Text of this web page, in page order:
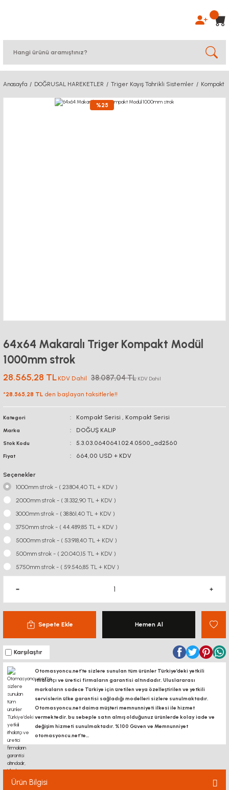
Anasayfa DOĞRUSAL HAREKETLER Triger Kayış Tahrikli Sistemler Kompakt
%25
64x64 Makaralı Triger Kompakt Modül
1000mm strok
28.565,28 TL KDV Dahil 38.087,04 TL KDV Dahil
*28.565,28 TL den başlayan taksitlerle!!
Kategori Kompakt Serisi , Kompakt Serisi
Marka DOĞUŞ KALIP
Stok Kodu 5.3.03.064064.1.02.4.0500_ad2560
Fiyat 664,00 USD + KDV
Seçenekler
1000mm strok - ( 23.804,40 TL + KDV )
2000mm strok - ( 31.332,90 TL + KDV )
3000mm strok - ( 38.861,40 TL + KDV )
3750mm strok - ( 44.489,85 TL + KDV )
5000mm strok - ( 53.918,40 TL + KDV )
500mm strok - ( 20.040,15 TL + KDV )
5750mm strok - ( 59.546,85 TL + KDV )
Sepete Ekle Hemen Al
Karşılaştır
Otomasyoncu.net’te sizlere sunulan tüm ürünler Türkiye’deki yetkili
ithalatçı ve üretici firmaların garantisi altındadır, Uluslararası
markaların sadece Türkiye için üretilen veya özelleştirilen ve yetkili
servislerin ülke garantisi sağladığı modelleri sizlere sunulmaktadır.
Otomasyoncu.net daima müşteri memnunniyeti ilkesi ile hizmet
vermektedir. bu sebeple satın almış olduğunuz ürünlerde kolay iade ve
değişim hizmeti sunulmaktadır. %100 Güven ve Memnunniyet
otomasyoncu.net’te...
Ürün Bilgisi